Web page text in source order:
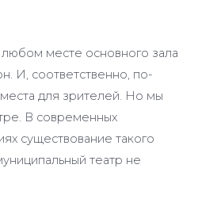
месте основного зала
И, соответственно, по-
для зрителей. Но мы
В современных
существование такого
театр не